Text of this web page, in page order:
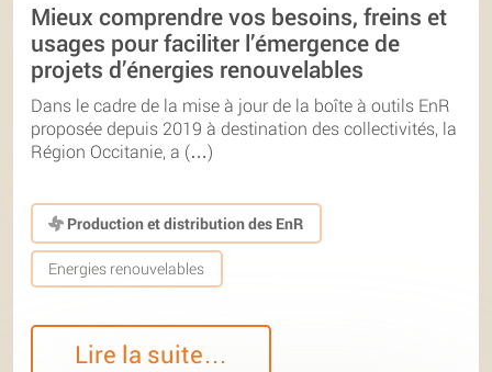
Mieux comprendre vos besoins, freins et
usages pour faciliter l’émergence de
projets d’énergies renouvelables
Dans le cadre de la mise à jour de la boîte à outils EnR
proposée depuis 2019 à destination des collectivités, la
Région Occitanie, a (…)
Production et distribution des EnR
Energies renouvelables
Lire la suite…